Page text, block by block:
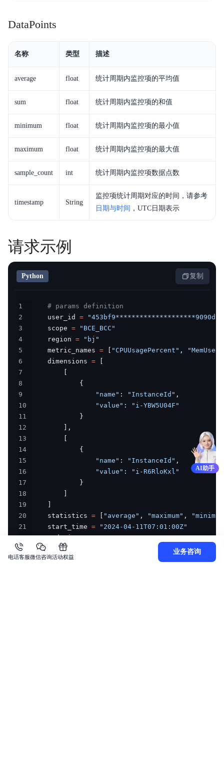
DataPoints
名称 类型 描述
average float 统计周期内监控项的平均值
sum float 统计周期内监控项的和值
minimum float 统计周期内监控项的最小值
maximum float 统计周期内监控项的最大值
sample_count int 统计周期内监控项数据点数
timestamp String
监控项统计周期对应的时间，请参考
日期与时间 ，UTC日期表示
请求示例
Python 复制
1
# params definition
2
    user_id
=
"453bf9********************9090dc"
3
    scope
=
"BCE_BCC"
4
    region
=
"bj"
5
    metric_names
= [ "CPUUsagePercent" ,
6
    dimensions
=
[
7
[
8
{
9
"name" : "InstanceId" ,
10
"value" :
"i-YBW5U04F"
11
}
12
] ,
13
[
14
{
15
"name" : "InstanceId" ,
16
"value" :
"i-R6RloKxl"
17
}
18
]
19
]
20
    statistics
= [ "average" , "maximum" ,
21
    start_time
=
"2024-04-11T07:01:00Z"
22
    end_time
= "2024-04-11T07:05:00Z"
23
    cycle
24
type =
AI助手
电话客服微信咨询活动权益
业务咨询